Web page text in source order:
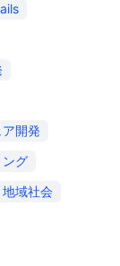
開発
ング
域社会